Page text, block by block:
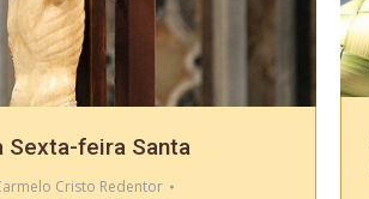
Sexta-feira Santa
Cristo Redentor